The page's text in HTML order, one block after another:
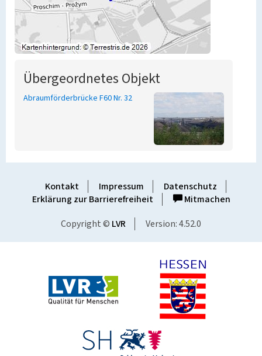
Übergeordnetes Objekt
Abraumförderbrücke F60 Nr. 32
Kontakt Impressum
Datenschutz
Erklärung zur Barrierefreiheit
Mitmachen
Copyright © LVR Version: 4.52.0